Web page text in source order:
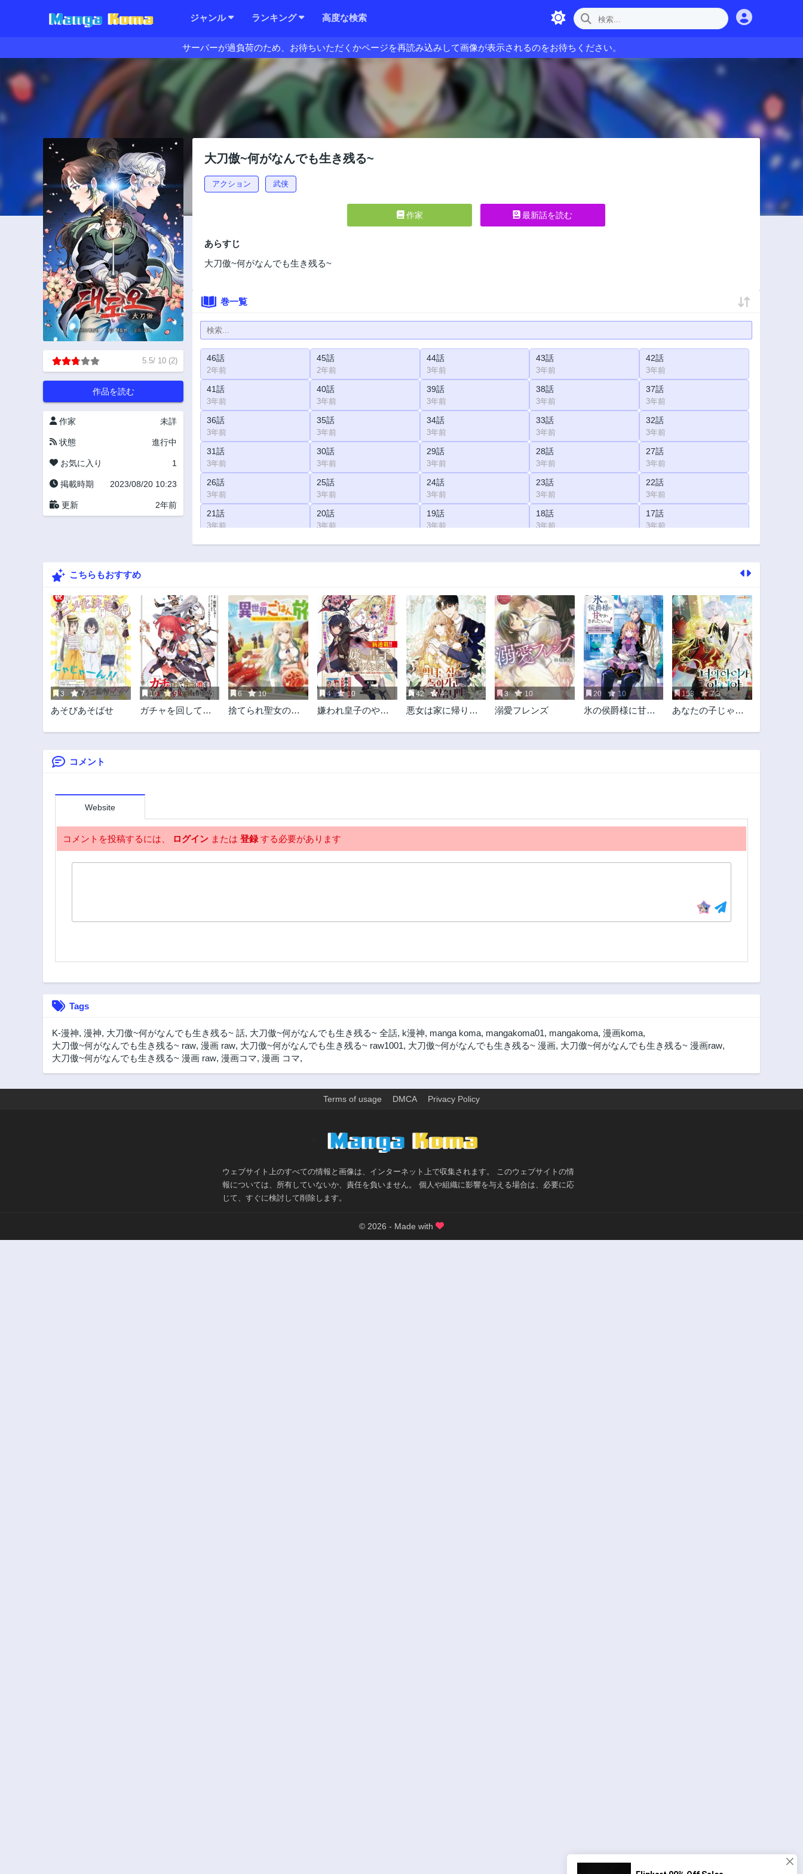
ジャンル ランキング 高度な検索
サーバーが過負荷のため、お待ちいただくかページを再読み込みして画像が表示されるのをお待ちください。
5.5/ 10 (2)
作品を読む
作家 未詳
状態 進行中
お気に入り 1
掲載時期 2023/08/20 10:23
更新 2年前
大刀傲~何がなんでも生き残る~
アクション 武侠
作家 最新話を読む
あらすじ
大刀傲~何がなんでも生き残る~
巻一覧
46話
2年前
45話
2年前
44話
3年前
43話
3年前
42話
3年前
41話
3年前
40話
3年前
39話
3年前
38話
3年前
37話
3年前
36話
3年前
35話
3年前
34話
3年前
33話
3年前
32話
3年前
31話
3年前
30話
3年前
29話
3年前
28話
3年前
27話
3年前
26話
3年前
25話
3年前
24話
3年前
23話
3年前
22話
3年前
21話
3年前
20話
3年前
19話
3年前
18話
3年前
17話
3年前
16話 15話 14話 13話 12話
6話
3年前
5話
3年前
4話
3年前
3話
3年前
2話
3年前
1話
3年前
こちらもおすすめ
3 7
あそびあそばせ
10 9
ガチャを回して仲
美少女軍団を作り
6 10
捨てられ聖女の異
れスキルでキャン
4 10
嫌われ皇子のやり
42 4
悪女は家に帰りた
3 10
溺愛フレンズ
20 10
氷の侯爵様に甘や
シリアス展開しか
153 7.3
あなたの子じゃな
コメント
Website
コメントを投稿するには、 ログイン または 登録する必要があります
Tags
K-漫神, 漫神, 大刀傲~何がなんでも生き残る~ 話, 大刀傲~何がなんでも生き残る~ 全話, k漫神, manga koma, mangakoma01, mangakoma, 漫画koma,
大刀傲~何がなんでも生き残る~ raw, 漫画 raw, 大刀傲~何がなんでも生き残る~ raw1001, 大刀傲~何がなんでも生き残る~ 漫画, 大刀傲~何がなんでも生き残る~ 漫画raw,
大刀傲~何がなんでも生き残る~ 漫画 raw, 漫画コマ, 漫画 コマ,
Terms of usage DMCA Privacy Policy
ウェブサイト上のすべての情報と画像は、インターネット上で収集されます。 このウェブサイトの情
報については、所有していないか、責任を負いません。 個人や組織に影響を与える場合は、必要に応
じて、すぐに検討して削除します。
© 2026 - Made with